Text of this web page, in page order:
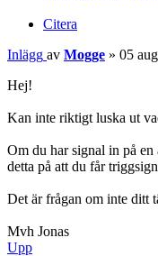
Citera
Inlägg av Mogge » 05
Hej!
Kan inte riktigt luska ut
Om du har signal in på
detta på att du får
Det är frågan om inte ditt
Mvh Jonas
Upp